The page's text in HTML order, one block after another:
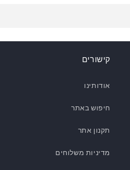
קישורים
אודותינו
חיפוש באתר
תקנון אתר
מדיניות משלוחים